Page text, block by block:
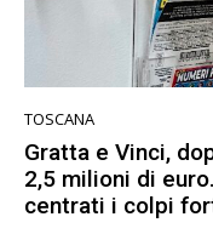
TOSCANA
Gratta e Vinci,
2,5 milioni di
centrati i colpi